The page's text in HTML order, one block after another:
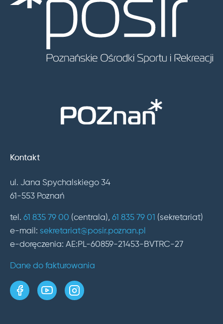
Kontakt
ul. Jana Spychalskiego 34
61-553 Poznań
tel. 61 835 79 00 (centrala), 61 835 79 01 (sekretariat)
e-mail: sekretariat@posir.poznan.pl
e-doręczenia: AE:PL-60859-21453-BVTRC-27
Dane do fakturowania
strona w serwisie Facebook
kanał w serwisie YouTube
profil w serwisie Instagram